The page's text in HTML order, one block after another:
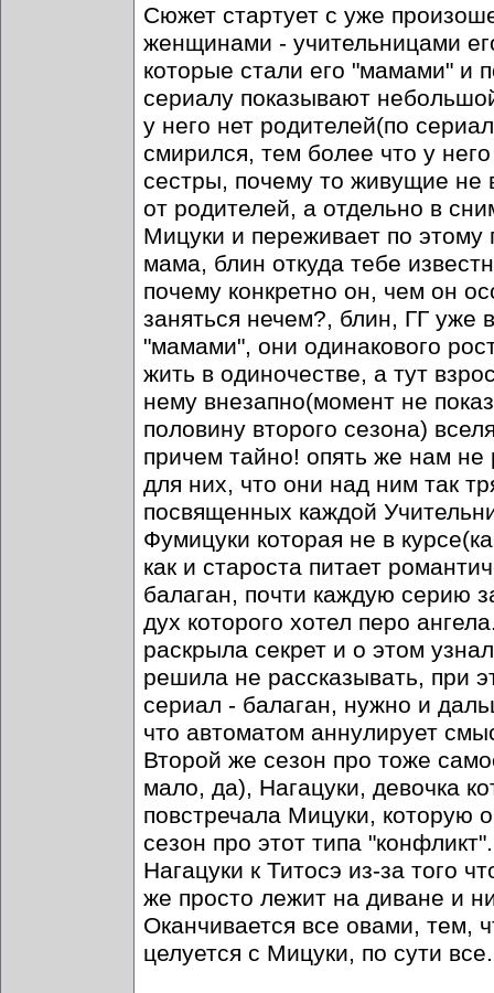
Сюжет стартует с уже
женщинами - учительницами
которые стали его "мамами" и
сериалу показывают
у него нет родителей(по
смирился, тем более что у
сестры, почему то живущие не
от родителей, а отдельно в
Мицуки и переживает по этому
мама, блин откуда тебе
почему конкретно он, чем он
заняться нечем?, блин, ГГ уже
"мамами", они одинакового
жить в одиночестве, а тут
нему внезапно(момент не
половину второго сезона)
причем тайно! опять же нам не
для них, что они над ним так
посвященных каждой
Фумицуки которая не в
как и староста питает
балаган, почти каждую серию
дух которого хотел перо
раскрыла секрет и о этом
решила не рассказывать, при
сериал - балаган, нужно и
что автоматом аннулирует
Второй же сезон про тоже
мало, да), Нагацуки, девочка
повстречала Мицуки, которую
сезон про этот типа
Нагацуки к Титосэ из-за того
же просто лежит на диване и
Оканчивается все овами, тем,
целуется с Мицуки, по сути все.